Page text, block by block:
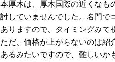
本厚木は、厚木国際の近くなも
討していませんでした。名門で
ありますので、タイミングみて
ただ、価格が上がらないのは紹
あるみたいですので、難しいか